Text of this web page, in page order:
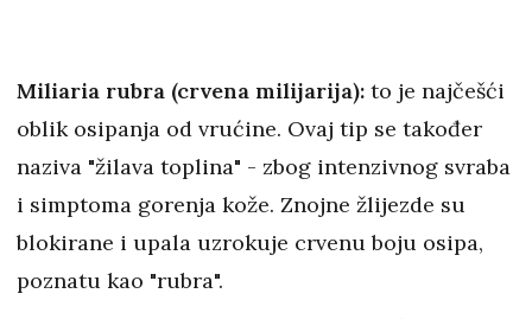
Miliaria rubra (crvena milijarija): to je najčešći
oblik osipanja od vrućine. Ovaj tip se također
naziva "žilava toplina" - zbog intenzivnog svraba
i simptoma gorenja kože. Znojne žlijezde su
blokirane i upala uzrokuje crvenu boju osipa,
poznatu kao "rubra".